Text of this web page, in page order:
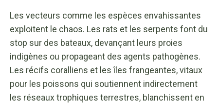
Les vecteurs comme les espèces envahissantes
exploitent le chaos. Les rats et les serpents font du
stop sur des bateaux, devançant leurs proies
indigènes ou propageant des agents pathogènes.
Les récifs coralliens et les îles frangeantes, vitaux
pour les poissons qui soutiennent indirectement
les réseaux trophiques terrestres, blanchissent en